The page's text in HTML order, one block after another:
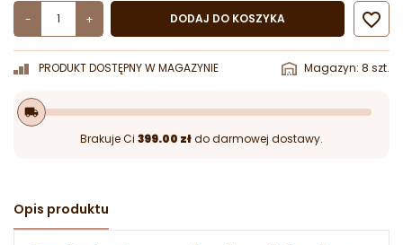
- + DODAJ DO KOSZYKA 
PRODUKT DOSTĘPNY W MAGAZYNIE Magazyn: 8 szt.
local_shipping
Brakuje Ci 399.00 złdo darmowej dostawy.
Opis produktu